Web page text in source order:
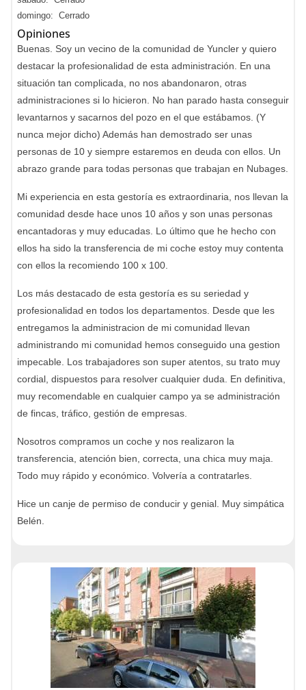
domingo: Cerrado
Opiniones
Buenas. Soy un vecino de la comunidad de Yuncler y quiero
destacar la profesionalidad de esta administración. En una
situación tan complicada, no nos abandonaron, otras
administraciones si lo hicieron. No han parado hasta conseguir
levantarnos y sacarnos del pozo en el que estábamos. (Y
nunca mejor dicho) Además han demostrado ser unas
personas de 10 y siempre estaremos en deuda con ellos. Un
abrazo grande para todas personas que trabajan en Nubages.
Mi experiencia en esta gestoría es extraordinaria, nos llevan la
comunidad desde hace unos 10 años y son unas personas
encantadoras y muy educadas. Lo último que he hecho con
ellos ha sido la transferencia de mi coche estoy muy contenta
con ellos la recomiendo 100 x 100.
Los más destacado de esta gestoría es su seriedad y
profesionalidad en todos los departamentos. Desde que les
entregamos la administracion de mi comunidad llevan
administrando mi comunidad hemos conseguido una gestion
impecable. Los trabajadores son super atentos, su trato muy
cordial, dispuestos para resolver cualquier duda. En definitiva,
muy recomendable en cualquier campo ya se administración
de fincas, tráfico, gestión de empresas.
Nosotros compramos un coche y nos realizaron la
transferencia, atención bien, correcta, una chica muy maja.
Todo muy rápido y económico. Volvería a contratarles.
Hice un canje de permiso de conducir y genial. Muy simpática
Belén.